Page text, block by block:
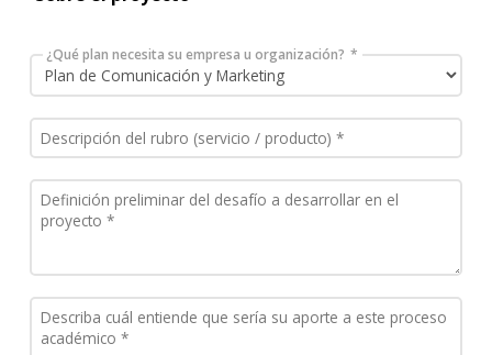
¿Qué plan necesita su empresa u organización?